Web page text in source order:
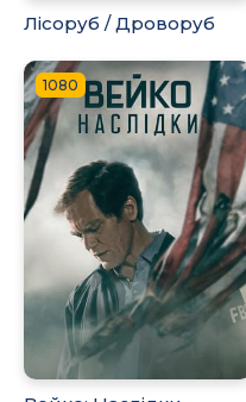
Лісоруб / Дроворуб
1080